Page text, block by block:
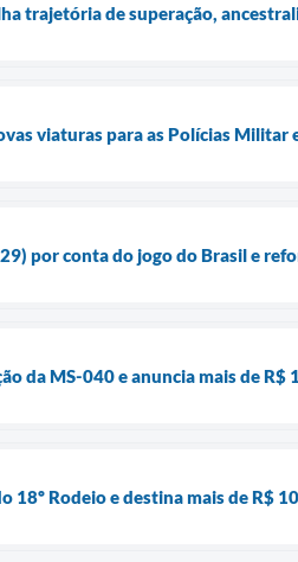
trajetória de superação,
viaturas para as Polícias Militar
por conta do jogo do Brasil e
da MS-040 e anuncia mais de
18º Rodeio e destina mais de R$